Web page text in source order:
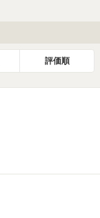
評価順